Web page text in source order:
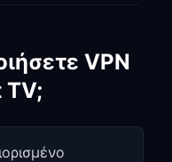
VPN
TV;